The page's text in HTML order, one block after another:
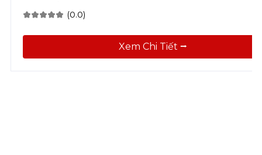
(0.0)
Xem Chi Tiết ⭢